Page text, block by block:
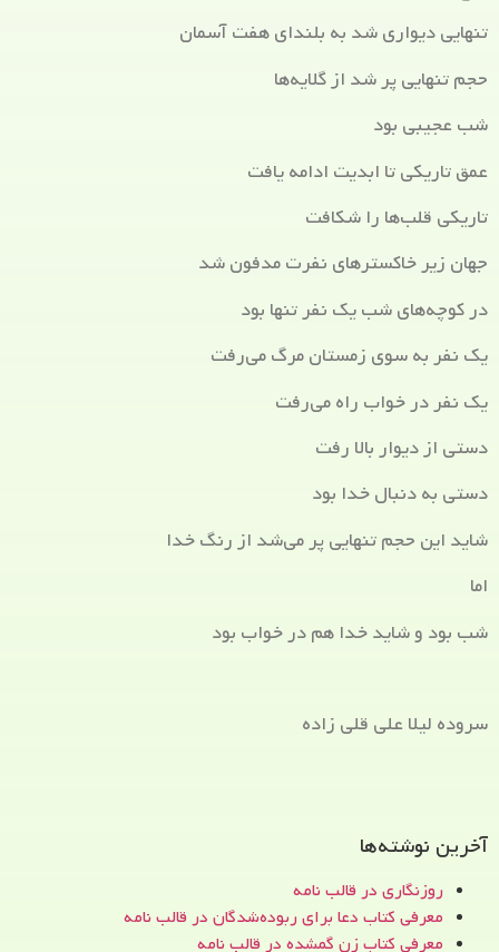
تنهایی دیواری شد به بلندای هفت آسمان
حجم تنهایی پر شد از گلایه‌ها
شب عجیبی بود
عمق تاریکی تا ابدیت ادامه یافت
تاریکی قلب‌ها را شکافت
جهان زیر خاکسترهای نفرت مدفون شد
در کوچه‌های شب یک نفر تنها بود
یک نفر به سوی زمستان مرگ می‌رفت
یک نفر در خواب راه می‌رفت
دستی از دیوار بالا رفت
دستی به دنبال خدا بود
شاید این حجم تنهایی پر می‌شد از رنگ خدا
اما
شب بود و شاید خدا هم در خواب بود
سروده لیلا علی قلی زاده
آخرین نوشته‌ها
روزنگاری در قالب نامه
معرفی کتاب دعا برای ربوده‌شدگان در قالب نامه
معرفی کتاب زن‌ گمشده در قالب نامه